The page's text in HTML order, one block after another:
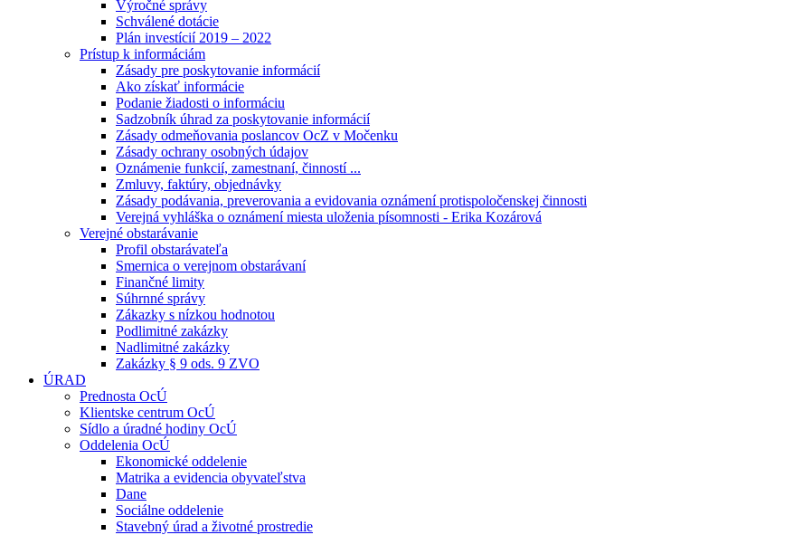
Výročné správy
Schválené dotácie
Plán investícií 2019 – 2022
Prístup k informáciám
Zásady pre poskytovanie informácií
Ako získať informácie
Podanie žiadosti o informáciu
Sadzobník úhrad za poskytovanie informácií
Zásady odmeňovania poslancov OcZ v Močenku
Zásady ochrany osobných údajov
Oznámenie funkcií, zamestnaní, činností ...
Zmluvy, faktúry, objednávky
Zásady podávania, preverovania a evidovania oznámení protispoločenskej činnosti
Verejná vyhláška o oznámení miesta uloženia písomnosti - Erika Kozárová
Verejné obstarávanie
Profil obstarávateľa
Smernica o verejnom obstarávaní
Finančné limity
Súhrnné správy
Zákazky s nízkou hodnotou
Podlimitné zakázky
Nadlimitné zakázky
Zakázky § 9 ods. 9 ZVO
ÚRAD
Prednosta OcÚ
Klientske centrum OcÚ
Sídlo a úradné hodiny OcÚ
Oddelenia OcÚ
Ekonomické oddelenie
Matrika a evidencia obyvateľstva
Dane
Sociálne oddelenie
Stavebný úrad a životné prostredie